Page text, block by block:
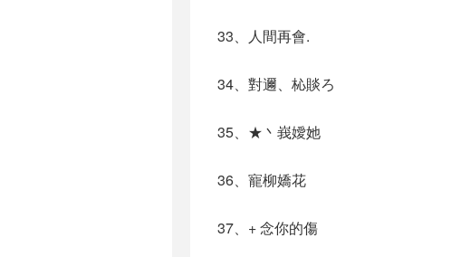
33、人間再會.
34、對邇、杺賧ろ
35、★丶峩嬡她
36、寵柳嬌花
37、+ 念你的傷